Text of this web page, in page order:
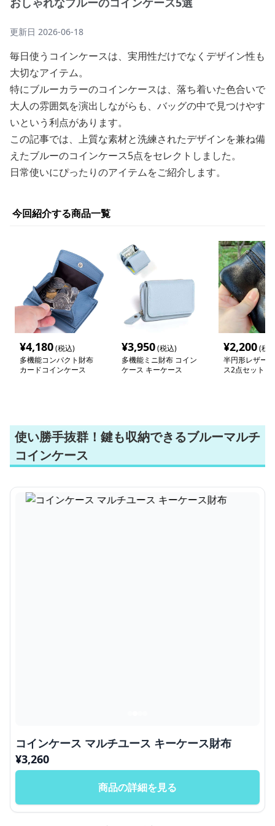
更新日 2026-06-18
毎日使うコインケースは、実用性だけでなくデザイン性も
大切なアイテム。
特にブルーカラーのコインケースは、落ち着いた色合いで
大人の雰囲気を演出しながらも、バッグの中で見つけやす
いという利点があります。
この記事では、上質な素材と洗練されたデザインを兼ね備
えたブルーのコインケース5点をセレクトしました。
日常使いにぴったりのアイテムをご紹介します。
今回紹介する商品一覧
¥4,180(税込)
多機能コンパクト財布
カードコインケース
¥3,950(税込)
多機能ミニ財布 コイン
ケース キーケース
¥2,200(税
半円形レザー
ス2点セット
使い勝手抜群！鍵も収納できるブルーマルチ
コインケース
コインケース マルチユース キーケース財布
¥3,260
商品の詳細を見る